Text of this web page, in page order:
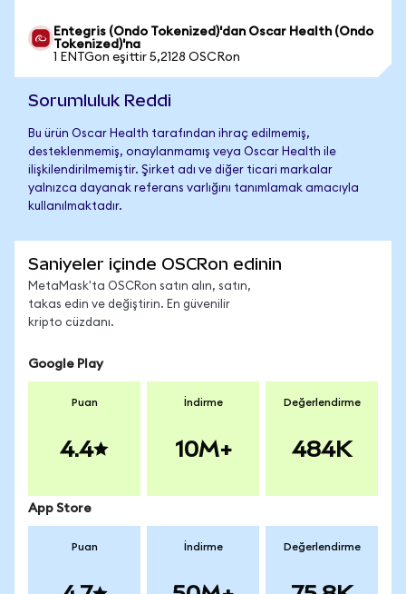
Entegris (Ondo Tokenized)'dan Oscar Health (Ondo
Tokenized)'na
1 ENTGon eşittir 5,2128 OSCRon
Sorumluluk Reddi
Bu ürün Oscar Health tarafından ihraç edilmemiş,
desteklenmemiş, onaylanmamış veya Oscar Health ile
ilişkilendirilmemiştir. Şirket adı ve diğer ticari markalar
yalnızca dayanak referans varlığını tanımlamak amacıyla
kullanılmaktadır.
Saniyeler içinde OSCRon edinin
MetaMask'ta OSCRon satın alın, satın,
takas edin ve değiştirin. En güvenilir
kripto cüzdanı.
Google Play
Puan
4.4
İndirme
10M+
Değerlendirme
484K
App Store
Puan İndirme Değerlendirme